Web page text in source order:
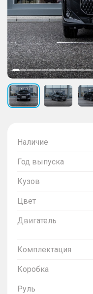
Наличие
Год выпуска
Кузов
Цвет
Двигатель
Комплектация
Коробка
Руль